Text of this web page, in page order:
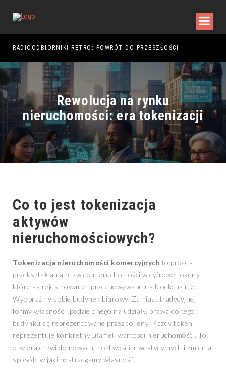
RADIOODBIORNIKI RETRO: POWRÓT DO PRZESZŁOŚCI
Rewolucja na rynku
nieruchomości: era tokenizacji
Co to jest tokenizacja
aktywów
nieruchomościowych?
Tokenizacja nieruchomości komercyjnych to proces
przekształcania praw do nieruchomości w cyfrowe tokeny,
które są rejestrowane i przechowywane na blockchainie.
Wyobraźmy sobie budynek biurowy. Zamiast tradycyjnej
formy własności, podzielonego na udziały, prawa do tego
budynku są reprezentowane przez tokeny. Każdy token
reprezentuje konkretny ułamek wartości nieruchomości. To
otwiera drzwi do nowych możliwości inwestycyjnych i zmienia
sposób, w jaki postrzegamy własność.